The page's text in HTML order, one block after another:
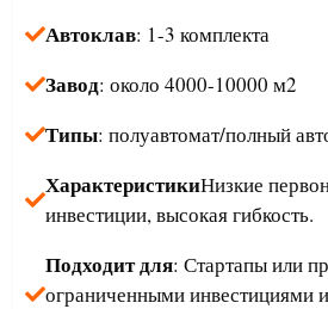
Автоклав: 1-3 комплекта
Завод: около 4000-10000 м2
Типы: полуавтомат/полный
ХарактеристикиНизкие
инвестиции, высокая гибкость.
Подходит для: Стартапы или
ограниченными инвестициями